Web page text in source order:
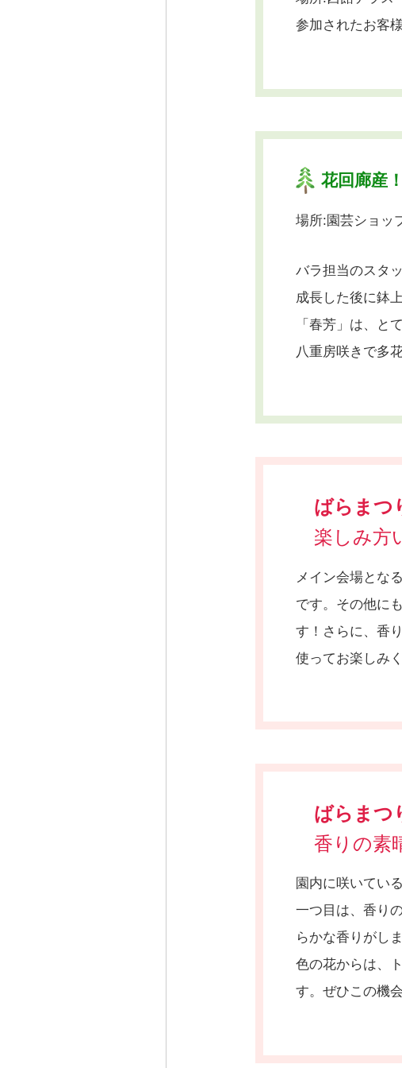
参加されたお客
花回廊産
場所:園芸ショッ
バラ担当のスタ
成長した後に鉢
「春芳」は、と
八重房咲きで多
ばらまつ
楽しみ方
メイン会場とな
です。その他に
す！さらに、香
使ってお楽しみ
ばらまつ
香りの素
園内に咲いてい
一つ目は、香り
らかな香りがし
色の花からは、
す。ぜひこの機